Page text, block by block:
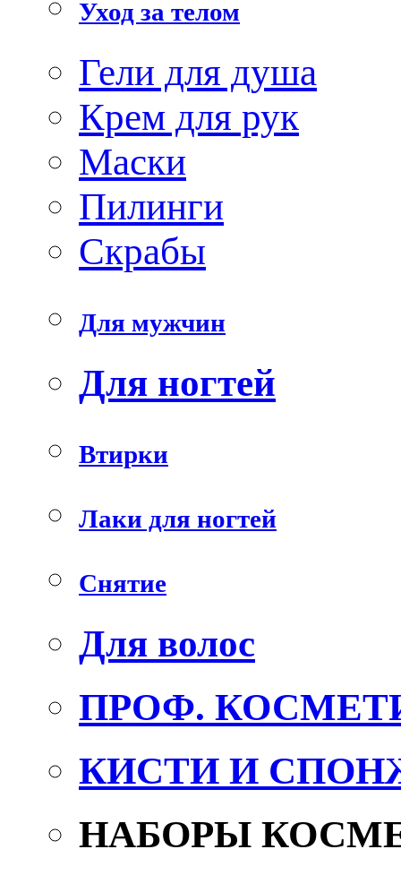
Уход за телом
Гели для душа
Крем для рук
Маски
Пилинги
Скрабы
Для мужчин
Для ногтей
Втирки
Лаки для ногтей
Снятие
Для волос
ПРОФ.
КИСТИ И
НАБОРЫ